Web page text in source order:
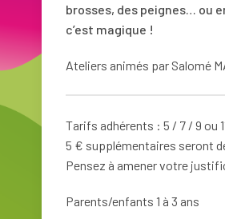
brosses, des peignes… ou
c’est magique !
Ateliers animés par Salomé
Tarifs adhérents : 5 / 7 / 9 ou
5 € supplémentaires seront
Pensez à amener votre
Parents/enfants 1 à 3 ans